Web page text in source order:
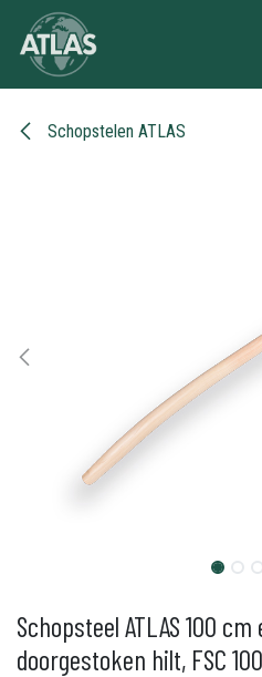
Overslaan naar inhoud
Schopstelen ATLAS
Schopsteel ATLAS 100
doorgestoken hilt, FSC